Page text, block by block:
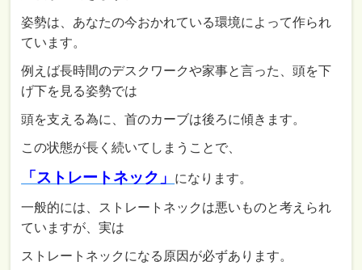
姿勢は、あなたの今おかれている環境によって作られ
ています。
例えば長時間のデスクワークや家事と言った、頭を下
げ下を見る姿勢では
頭を支える為に、首のカーブは後ろに傾きます。
この状態が長く続いてしまうことで、
「ストレートネック」 になります。
一般的には、ストレートネックは悪いものと考えられ
ていますが、実は
ストレートネックになる原因が必ずあります。